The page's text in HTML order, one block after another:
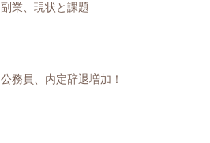
副業、現状と課題
公務員、内定辞退増加！